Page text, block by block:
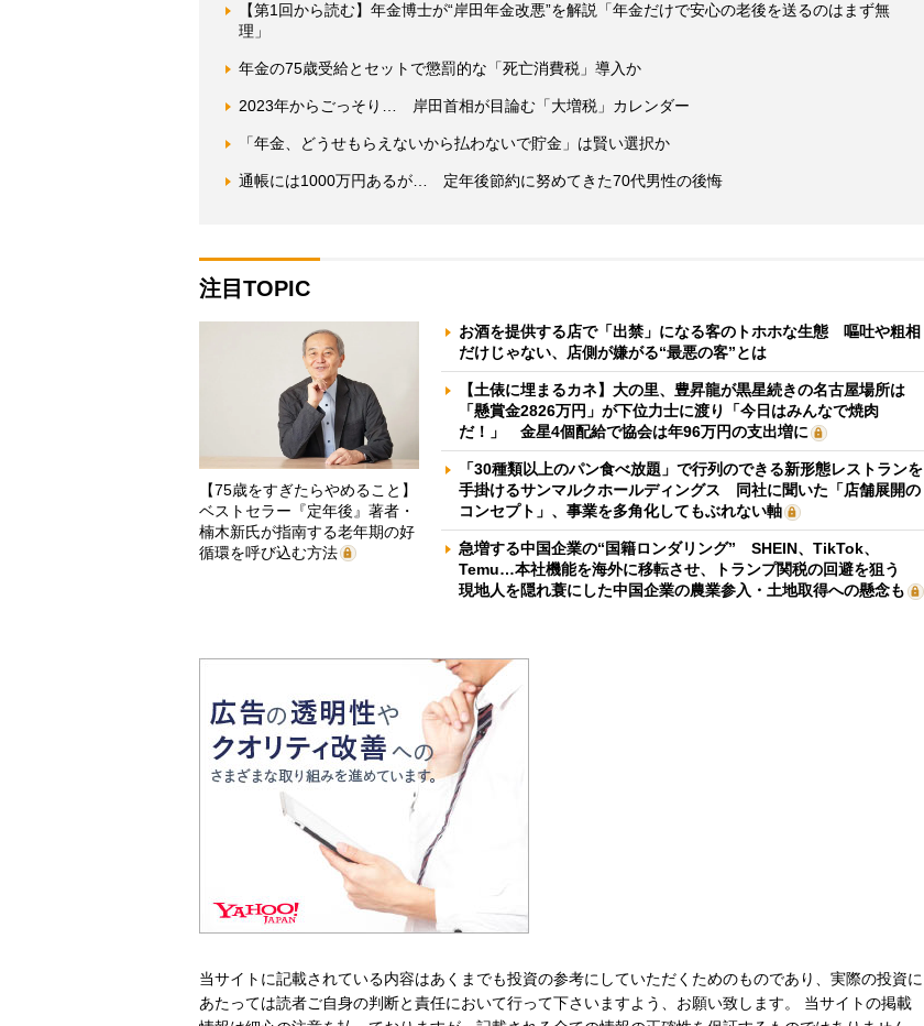
【第1回から読む】年金博士が“岸田年金改悪”を解説「年金だけで安心の老後を送るのはまず無
理」
年金の75歳受給とセットで懲罰的な「死亡消費税」導入か
2023年からごっそり… 岸田首相が目論む「大増税」カレンダー
「年金、どうせもらえないから払わないで貯金」は賢い選択か
通帳には1000万円あるが… 定年後節約に努めてきた70代男性の後悔
注目TOPIC
【75歳をすぎたらやめること】
ベストセラー『定年後』著者・
楠木新氏が指南する老年期の好
循環を呼び込む方法
お酒を提供する店で「出禁」になる客のトホホな生態 嘔吐や粗相
だけじゃない、店側が嫌がる“最悪の客”とは
【土俵に埋まるカネ】大の里、豊昇龍が黒星続きの名古屋場所は
「懸賞金2826万円」が下位力士に渡り「今日はみんなで焼肉
だ！」 金星4個配給で協会は年96万円の支出増に
「30種類以上のパン食べ放題」で行列のできる新形態レストランを
手掛けるサンマルクホールディングス 同社に聞いた「店舗展開の
コンセプト」、事業を多角化してもぶれない軸
急増する中国企業の“国籍ロンダリング” SHEIN、TikTok、
Temu…本社機能を海外に移転させ、トランプ関税の回避を狙う
現地人を隠れ蓑にした中国企業の農業参入・土地取得への懸念も
当サイトに記載されている内容はあくまでも投資の参考にしていただくためのものであり、実際の投資に
あたっては読者ご自身の判断と責任において行って下さいますよう、お願い致します。 当サイトの掲載